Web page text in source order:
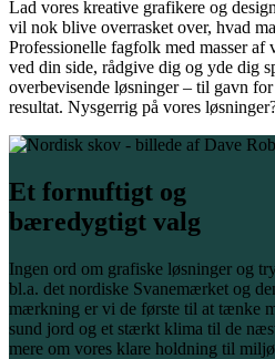
Lad vores kreative grafikere og
vil nok blive overrasket over, hvad
Professionelle fagfolk med masser
ved din side, rådgive dig og yde dig
overbevisende løsninger – til gavn
resultat. Nysgerrig på vores
Et fornuftigt og
bæredygtigt valg
Ingen ord om grafiske løsninger og
bl.a. det nordiske Svanemærket og
mærkning er vi de første til at tænke
sund jord og et stærkt klima til de
mere om vores klare holdning til